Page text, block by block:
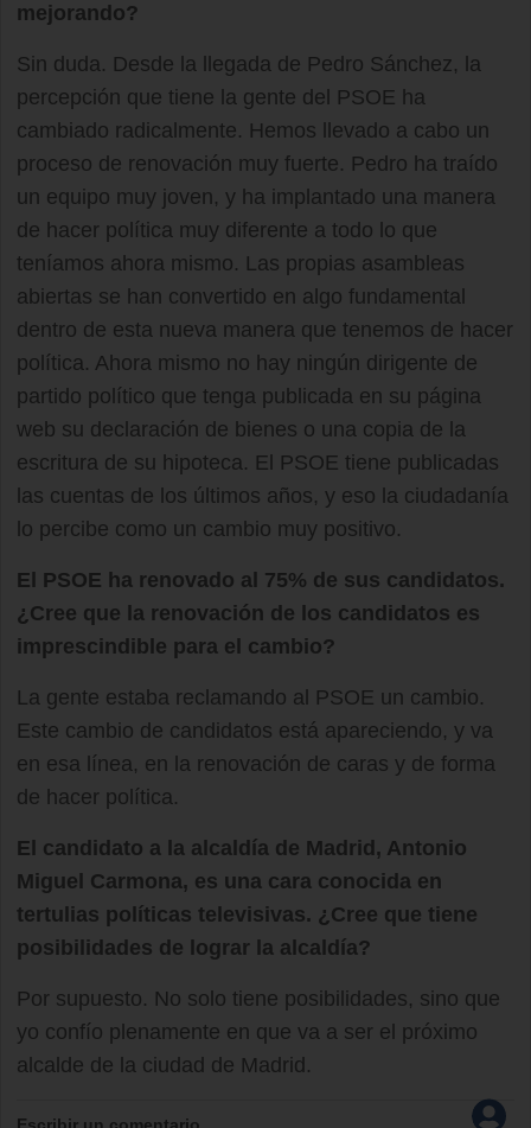
mejorando?
Sin duda. Desde la llegada de Pedro Sánchez, la
percepción que tiene la gente del PSOE ha
cambiado radicalmente. Hemos llevado a cabo un
proceso de renovación muy fuerte. Pedro ha traído
un equipo muy joven, y ha implantado una manera
de hacer política muy diferente a todo lo que
teníamos ahora mismo. Las propias asambleas
abiertas se han convertido en algo fundamental
dentro de esta nueva manera que tenemos de hacer
política. Ahora mismo no hay ningún dirigente de
partido político que tenga publicada en su página
web su declaración de bienes o una copia de la
escritura de su hipoteca. El PSOE tiene publicadas
las cuentas de los últimos años, y eso la ciudadanía
lo percibe como un cambio muy positivo.
El PSOE ha renovado al 75% de sus candidatos.
¿Cree que la renovación de los candidatos es
imprescindible para el cambio?
La gente estaba reclamando al PSOE un cambio.
Este cambio de candidatos está apareciendo, y va
en esa línea, en la renovación de caras y de forma
de hacer política.
El candidato a la alcaldía de Madrid, Antonio
Miguel Carmona, es una cara conocida en
tertulias políticas televisivas. ¿Cree que tiene
posibilidades de lograr la alcaldía?
Por supuesto. No solo tiene posibilidades, sino que
yo confío plenamente en que va a ser el próximo
alcalde de la ciudad de Madrid.